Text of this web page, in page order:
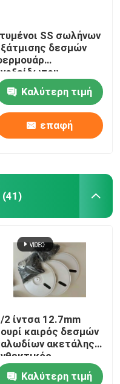
SS σωλήνων
δεσμών
δεσμοί
επιγραφών
PVC
Καλύτερη τιμή
επαφή
(41)
2 ίντσα 12.7mm
καιρός δεσμών
ακετάλης
Καλύτερη τιμή